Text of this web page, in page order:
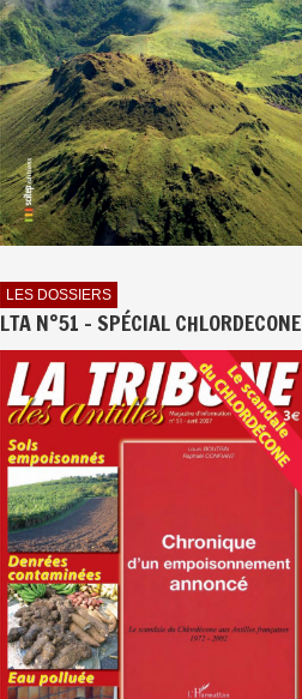
LES DOSSIERS
LTA N°51 - SPÉCIAL CHLORDECONE